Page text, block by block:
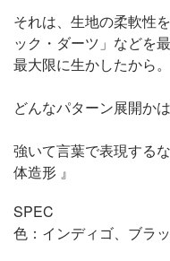
それは、生地の柔軟性
ック・ダーツ」などを
最大限に生かしたから。
どんなパターン展開か
強いて言葉で表現する
体造形 』
SPEC
色：インディゴ、ブラ